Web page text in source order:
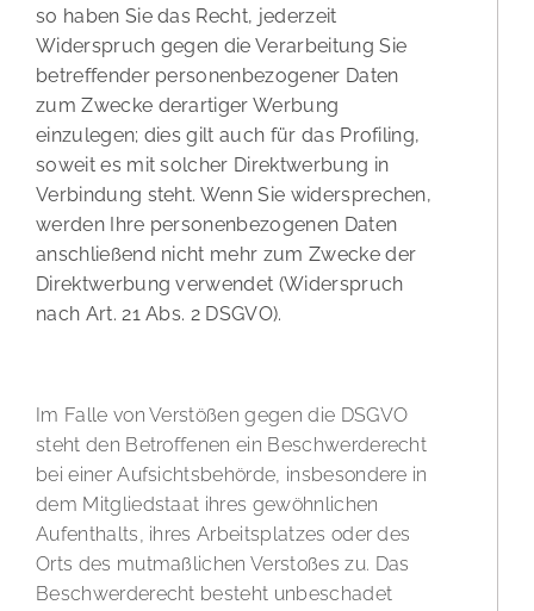
so haben Sie das Recht, jederzeit
Widerspruch gegen die Verarbeitung Sie
betreffender personenbezogener Daten
zum Zwecke derartiger Werbung
einzulegen; dies gilt auch für das Profiling,
soweit es mit solcher Direktwerbung in
Verbindung steht. Wenn Sie widersprechen,
werden Ihre personenbezogenen Daten
anschließend nicht mehr zum Zwecke der
Direktwerbung verwendet (Widerspruch
nach Art. 21 Abs. 2 DSGVO).
Im Falle von Verstößen gegen die DSGVO
steht den Betroffenen ein Beschwerderecht
bei einer Aufsichtsbehörde, insbesondere in
dem Mitgliedstaat ihres gewöhnlichen
Aufenthalts, ihres Arbeitsplatzes oder des
Orts des mutmaßlichen Verstoßes zu. Das
Beschwerderecht besteht unbeschadet